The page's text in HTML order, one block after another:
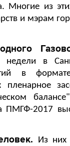
Многие из
и мэрам
в
в
ПМГФ-2017
Из них